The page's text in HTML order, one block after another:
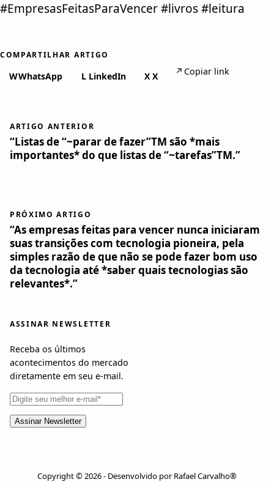
#EmpresasFeitasParaVencer #livros #leitura
COMPARTILHAR ARTIGO
WWhatsApp L LinkedIn X X ↗ Copiar link
ARTIGO ANTERIOR
“Listas de “~parar de fazer”TM são *mais
importantes* do que listas de “~tarefas”TM.”
PRÓXIMO ARTIGO
“As empresas feitas para vencer nunca iniciaram
suas transições com tecnologia pioneira, pela
simples razão de que não se pode fazer bom uso
da tecnologia até *saber quais tecnologias são
relevantes*.”
ASSINAR NEWSLETTER
Receba os últimos
acontecimentos do mercado
diretamente em seu e-mail.
Copyright © 2026 - Desenvolvido por Rafael Carvalho®